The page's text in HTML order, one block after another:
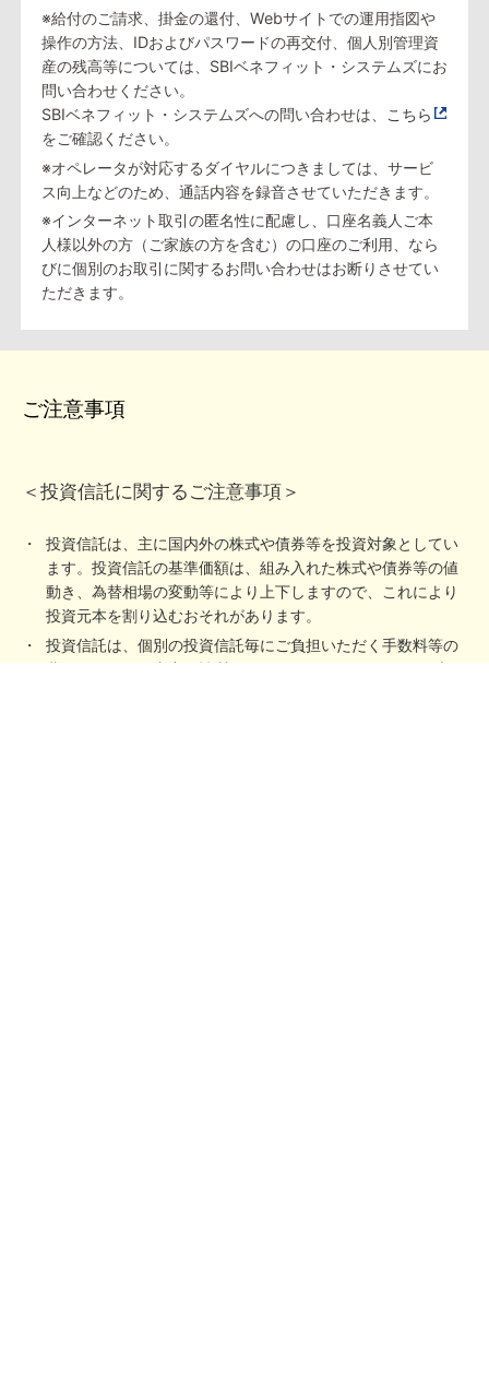
※給付のご請求、掛金の還付、Webサイトでの運用指図や
操作の方法、IDおよびパスワードの再交付、個人別管理資
産の残高等については、SBIベネフィット・システムズにお
問い合わせください。
SBIベネフィット・システムズへの問い合わせは、
こちら
をご確認ください。
※オペレータが対応するダイヤルにつきましては、サービ
ス向上などのため、通話内容を録音させていただきます。
※インターネット取引の匿名性に配慮し、口座名義人ご本
人様以外の方（ご家族の方を含む）の口座のご利用、なら
びに個別のお取引に関するお問い合わせはお断りさせてい
ただきます。
ご注意事項
＜投資信託に関するご注意事項＞
投資信託は、主に国内外の株式や債券等を投資対象としてい
ます。投資信託の基準価額は、組み入れた株式や債券等の値
動き、為替相場の変動等により上下しますので、これにより
投資元本を割り込むおそれがあります。
投資信託は、個別の投資信託毎にご負担いただく手数料等の
費用やリスクの内容や性質が異なります。ファンド・オブ・